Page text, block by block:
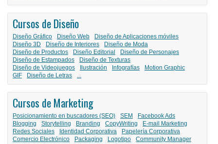
Cursos de Diseño
Diseño Gráfico Diseño Web
Diseño de Aplicaciones móviles
Diseño 3D
Diseño de Interiores
Diseño de Moda
Diseño de Productos
Diseño Editorial
Diseño de Personajes
Diseño de Estampados
Diseño de Texturas
Diseño de Videojuegos
Ilustración Infografías
Motion Graphic
GIF
Diseño de Letras ...
Cursos de Marketing
Posicionamiento en buscadores (SEO) SEM
Facebook Ads
Blogging
Storytelling Branding CopyWriting
E-mail Marketing
Redes Sociales
Identidad Corporativa
Papelería Corporativa
Comercio Electrónico
Packaging Logotipo
Community Manager